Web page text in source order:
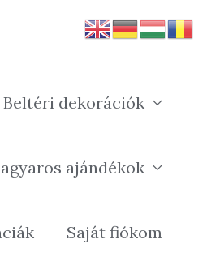
Beltéri dekorációk
ajándékok
Saját fiókom